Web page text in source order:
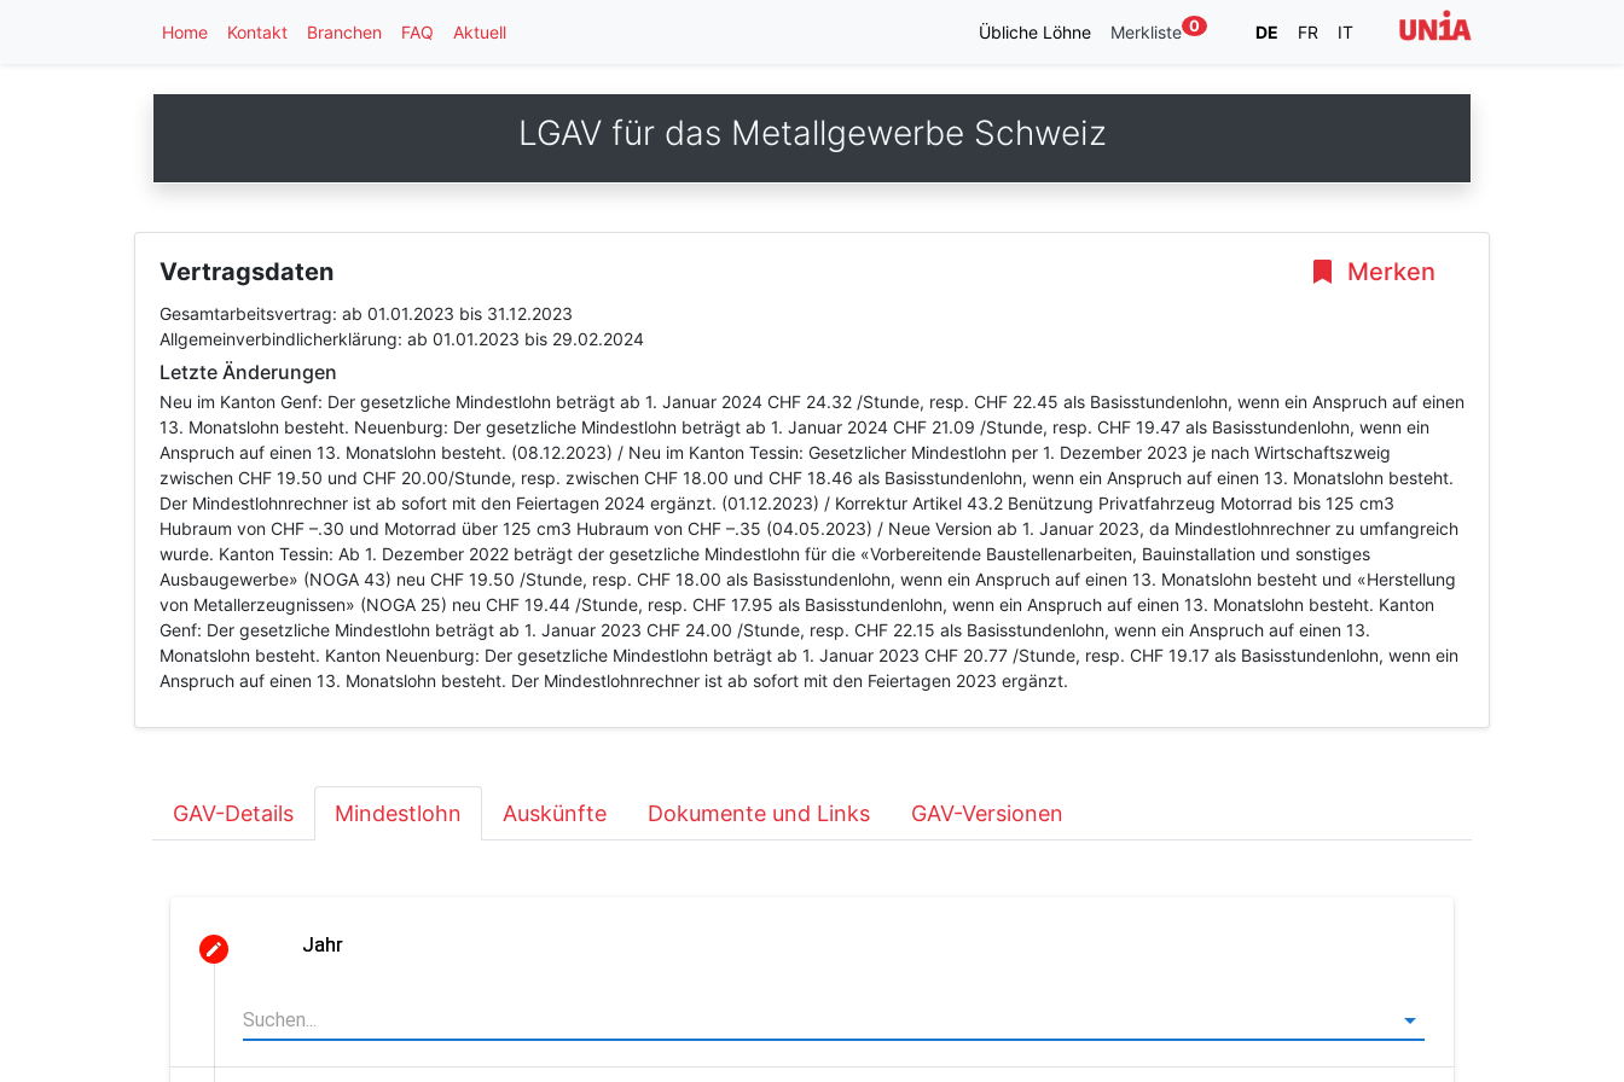
Home Kontakt Branchen FAQ Aktuell Übliche Löhne Merkliste 0 DE FR IT
LGAV für das Metallgewerbe Schweiz
Merken
Vertragsdaten
Gesamtarbeitsvertrag: ab 01.01.2023 bis 31.12.2023
Allgemeinverbindlicherklärung: ab 01.01.2023 bis 29.02.2024
Letzte Änderungen
Neu im Kanton Genf: Der gesetzliche Mindestlohn beträgt ab 1. Januar 2024 CHF 24.32 /Stunde, resp. CHF 22.45 als Basisstundenlohn, wenn ein Anspruch auf einen
13. Monatslohn besteht. Neuenburg: Der gesetzliche Mindestlohn beträgt ab 1. Januar 2024 CHF 21.09 /Stunde, resp. CHF 19.47 als Basisstundenlohn, wenn ein
Anspruch auf einen 13. Monatslohn besteht. (08.12.2023) / Neu im Kanton Tessin: Gesetzlicher Mindestlohn per 1. Dezember 2023 je nach Wirtschaftszweig
zwischen CHF 19.50 und CHF 20.00/Stunde, resp. zwischen CHF 18.00 und CHF 18.46 als Basisstundenlohn, wenn ein Anspruch auf einen 13. Monatslohn besteht.
Der Mindestlohnrechner ist ab sofort mit den Feiertagen 2024 ergänzt. (01.12.2023) / Korrektur Artikel 43.2 Benützung Privatfahrzeug Motorrad bis 125 cm3
Hubraum von CHF –.30 und Motorrad über 125 cm3 Hubraum von CHF –.35 (04.05.2023) / Neue Version ab 1. Januar 2023, da Mindestlohnrechner zu umfangreich
wurde. Kanton Tessin: Ab 1. Dezember 2022 beträgt der gesetzliche Mindestlohn für die «Vorbereitende Baustellenarbeiten, Bauinstallation und sonstiges
Ausbaugewerbe» (NOGA 43) neu CHF 19.50 /Stunde, resp. CHF 18.00 als Basisstundenlohn, wenn ein Anspruch auf einen 13. Monatslohn besteht und «Herstellung
von Metallerzeugnissen» (NOGA 25) neu CHF 19.44 /Stunde, resp. CHF 17.95 als Basisstundenlohn, wenn ein Anspruch auf einen 13. Monatslohn besteht. Kanton
Genf: Der gesetzliche Mindestlohn beträgt ab 1. Januar 2023 CHF 24.00 /Stunde, resp. CHF 22.15 als Basisstundenlohn, wenn ein Anspruch auf einen 13.
Monatslohn besteht. Kanton Neuenburg: Der gesetzliche Mindestlohn beträgt ab 1. Januar 2023 CHF 20.77 /Stunde, resp. CHF 19.17 als Basisstundenlohn, wenn ein
Anspruch auf einen 13. Monatslohn besteht. Der Mindestlohnrechner ist ab sofort mit den Feiertagen 2023 ergänzt.
GAV-Details Mindestlohn Auskünfte Dokumente und Links GAV-Versionen
Jahr